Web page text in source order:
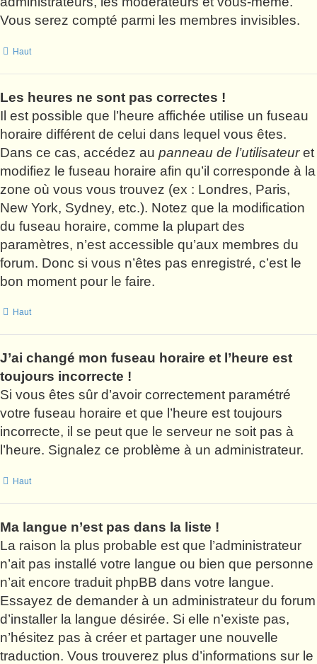
Vous serez compté parmi les membres invisibles.
Haut
Les heures ne sont pas correctes !
Il est possible que l’heure affichée utilise un fuseau
horaire différent de celui dans lequel vous êtes.
Dans ce cas, accédez au panneau de l’utilisateuret
modifiez le fuseau horaire afin qu’il corresponde à la
zone où vous vous trouvez (ex : Londres, Paris,
New York, Sydney, etc.). Notez que la modification
du fuseau horaire, comme la plupart des
paramètres, n’est accessible qu’aux membres du
forum. Donc si vous n’êtes pas enregistré, c’est le
bon moment pour le faire.
Haut
J’ai changé mon fuseau horaire et l’heure est
toujours incorrecte !
Si vous êtes sûr d’avoir correctement paramétré
votre fuseau horaire et que l’heure est toujours
incorrecte, il se peut que le serveur ne soit pas à
l’heure. Signalez ce problème à un administrateur.
Haut
Ma langue n’est pas dans la liste !
La raison la plus probable est que l’administrateur
n’ait pas installé votre langue ou bien que personne
n’ait encore traduit phpBB dans votre langue.
Essayez de demander à un administrateur du forum
d’installer la langue désirée. Si elle n’existe pas,
n’hésitez pas à créer et partager une nouvelle
traduction. Vous trouverez plus d’informations sur le